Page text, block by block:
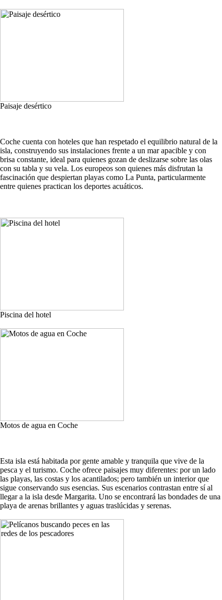
Paisaje desértico
Coche cuenta con hoteles que han respetado el equilibrio natural de la
isla, construyendo sus instalaciones frente a un mar apacible y con
brisa constante, ideal para quienes gozan de deslizarse sobre las olas
con su tabla y su vela. Los europeos son quienes más disfrutan la
fascinación que despiertan playas como La Punta, particularmente
entre quienes practican los deportes acuáticos.
Piscina del hotel
Motos de agua en Coche
Esta isla está habitada por gente amable y tranquila que vive de la
pesca y el turismo. Coche ofrece paisajes muy diferentes: por un lado
las playas, las costas y los acantilados; pero también un interior que
sigue conservando sus esencias. Sus escenarios contrastan entre sí al
llegar a la isla desde Margarita. Uno se encontrará las bondades de una
playa de arenas brillantes y aguas traslúcidas y serenas.